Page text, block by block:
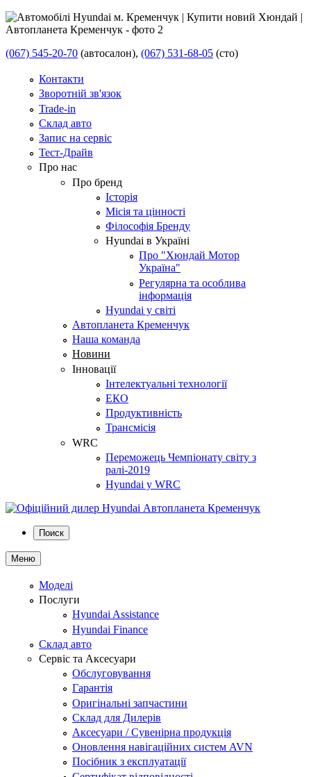
(067) 545-20-70 (автосалон), (067) 531-68-05 (сто)
Контакти
Зворотній зв'язок
Trade-in
Склад авто
Запис на сервіс
Тест-Драйв
Про нас
Про бренд
Історія
Місія та цінності
Філософія Бренду
Hyundai в Україні
Про "Хюндай Мотор
Україна"
Регулярна та особлива
інформація
Hyundai у світі
Автопланета Кременчук
Наша команда
Новини
Інновації
Інтелектуальні технології
ЕКО
Продуктивність
Трансмісія
WRC
Переможець Чемпіонату світу з
ралі-2019
Hyundai у WRC
Поиск
Меню
Моделі
Послуги
Hyundai Assistance
Hyundai Finance
Склад авто
Сервіс та Аксесуари
Обслуговування
Гарантія
Оригінальні запчастини
Склад для Дилерів
Аксесуари / Сувенірна продукція
Оновлення навігаційних систем AVN
Посібник з експлуатації